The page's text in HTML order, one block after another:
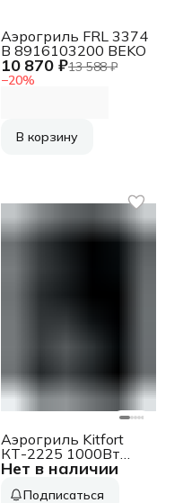
10 870 ₽13 588 ₽
−20%
Аэрогриль FRL 3374
B 8916103200 BEKO
В корзину
Нет в наличии
Аэрогриль Kitfort
КТ-2225 1000Вт
черный
Подписаться